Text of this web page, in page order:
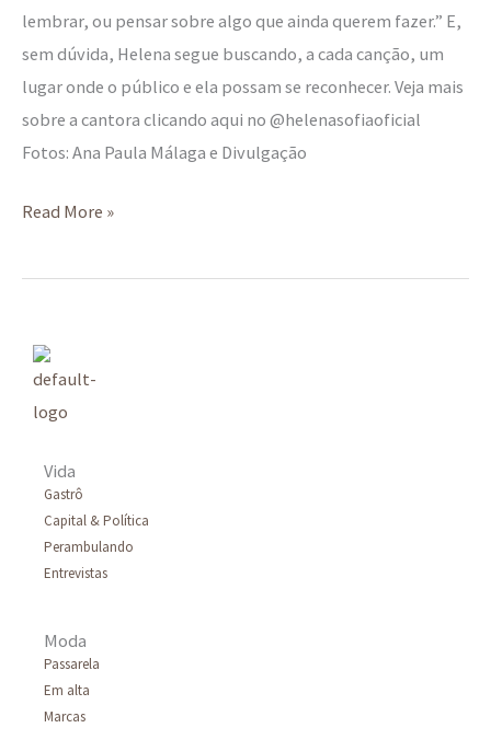
lembrar, ou pensar sobre algo que ainda querem fazer.” E,
sem dúvida, Helena segue buscando, a cada canção, um
lugar onde o público e ela possam se reconhecer. Veja mais
sobre a cantora clicando aqui no @helenasofiaoficial
Fotos: Ana Paula Málaga e Divulgação
Read More »
Vida
Gastrô
Capital & Política
Perambulando
Entrevistas
Moda
Passarela
Em alta
Marcas